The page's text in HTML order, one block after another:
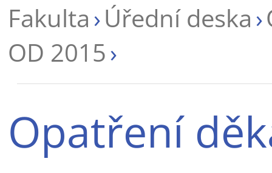
Fakulta Úřední deska
OD 2015
Opatření